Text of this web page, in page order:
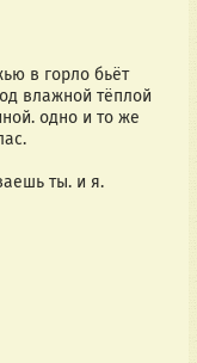
в горло бьёт
влажной тёплой
одно и то же
ты. и я.